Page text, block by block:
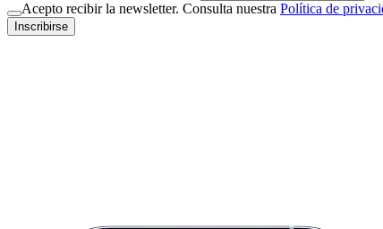
Acepto recibir la newsletter. Consulta nuestra Política de
Inscribirse